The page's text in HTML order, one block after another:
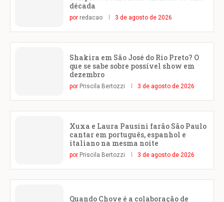
década
por redacao 3 de agosto de 2026
Shakira em São José do Rio Preto? O
que se sabe sobre possível show em
dezembro
por Priscila Bertozzi 3 de agosto de 2026
Xuxa e Laura Pausini farão São Paulo
cantar em português, espanhol e
italiano na mesma noite
por Priscila Bertozzi 3 de agosto de 2026
Quando Chove é a colaboração de